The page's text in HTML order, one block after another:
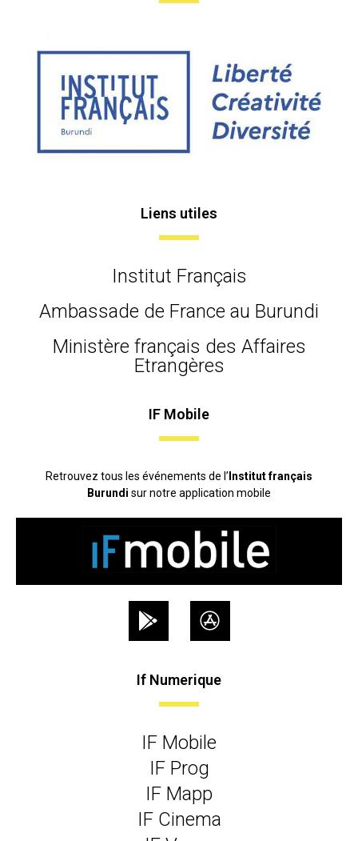
Liens utiles
Institut Français
Ambassade de France au Burundi
Ministère français des Affaires
Etrangères
IF Mobile
Retrouvez tous les événements de l’ Institut français
Burundi sur notre application mobile
If Numerique
IF Mobile
IF Prog
IF Mapp
IF Cinema